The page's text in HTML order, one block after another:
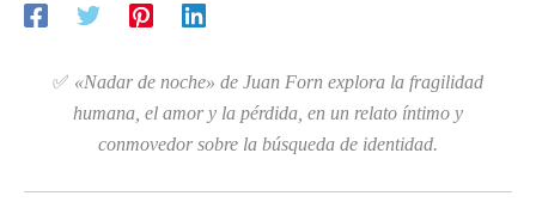
✅ «Nadar de noche» de Juan Forn explora la fragilidad
humana, el amor y la pérdida, en un relato íntimo y
conmovedor sobre la búsqueda de identidad.